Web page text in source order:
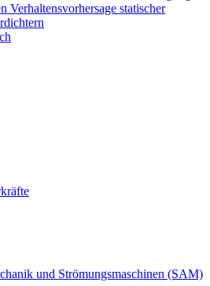
Verhaltensvorhersage statischer
und Strömungsmaschinen (SAM)